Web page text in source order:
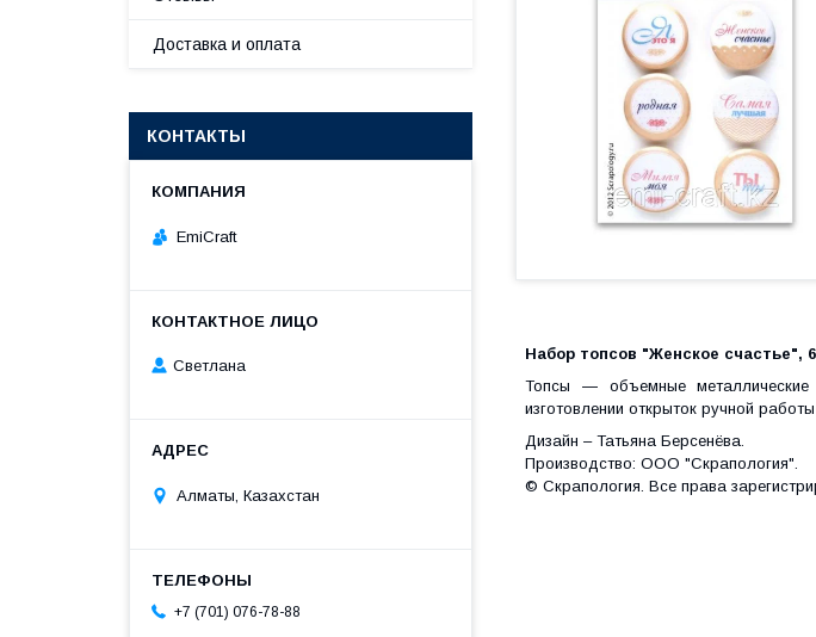
Набор топсов "Женское счастье",
Топсы ― объемные
изготовлении открыток ручной
Дизайн – Татьяна Берсенёва.
Производство: ООО "Скрапология".
© Скрапология. Все права
Доставка и оплата
КОНТАКТЫ
EmiCraft
Светлана
Алматы, Казахстан
+7 (701) 076-78-88